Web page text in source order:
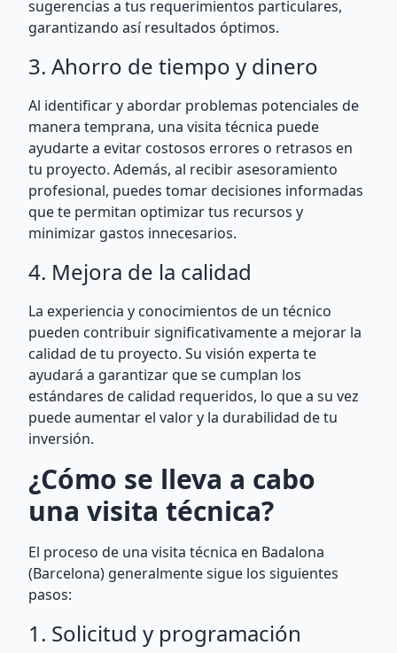
sugerencias a tus requerimientos particulares,
garantizando así resultados óptimos.
3. Ahorro de tiempo y dinero
Al identificar y abordar problemas potenciales de
manera temprana, una visita técnica puede
ayudarte a evitar costosos errores o retrasos en
tu proyecto. Además, al recibir asesoramiento
profesional, puedes tomar decisiones informadas
que te permitan optimizar tus recursos y
minimizar gastos innecesarios.
4. Mejora de la calidad
La experiencia y conocimientos de un técnico
pueden contribuir significativamente a mejorar la
calidad de tu proyecto. Su visión experta te
ayudará a garantizar que se cumplan los
estándares de calidad requeridos, lo que a su vez
puede aumentar el valor y la durabilidad de tu
inversión.
¿Cómo se lleva a cabo
una visita técnica?
El proceso de una visita técnica en Badalona
(Barcelona) generalmente sigue los siguientes
pasos:
1. Solicitud y programación